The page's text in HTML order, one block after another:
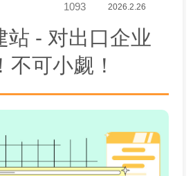
1093
2026.2.26
站 - 对出口企业
不可小觑！